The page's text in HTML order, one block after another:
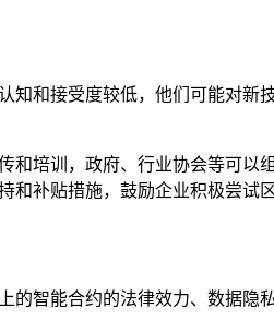
知和接受度较低，他们可能对
和培训，政府、行业协会等可
补贴措施，鼓励企业积极尝试
智能合约的法律效力、数据